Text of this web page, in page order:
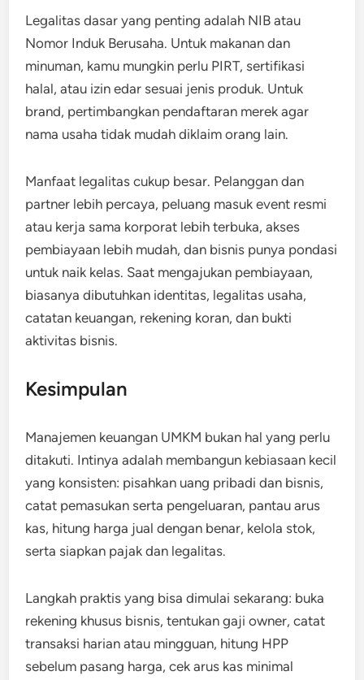
Legalitas dasar yang penting adalah NIB atau
Nomor Induk Berusaha. Untuk makanan dan
minuman, kamu mungkin perlu PIRT, sertifikasi
halal, atau izin edar sesuai jenis produk. Untuk
brand, pertimbangkan pendaftaran merek agar
nama usaha tidak mudah diklaim orang lain.
Manfaat legalitas cukup besar. Pelanggan dan
partner lebih percaya, peluang masuk event resmi
atau kerja sama korporat lebih terbuka, akses
pembiayaan lebih mudah, dan bisnis punya pondasi
untuk naik kelas. Saat mengajukan pembiayaan,
biasanya dibutuhkan identitas, legalitas usaha,
catatan keuangan, rekening koran, dan bukti
aktivitas bisnis.
Kesimpulan
Manajemen keuangan UMKM bukan hal yang perlu
ditakuti. Intinya adalah membangun kebiasaan kecil
yang konsisten: pisahkan uang pribadi dan bisnis,
catat pemasukan serta pengeluaran, pantau arus
kas, hitung harga jual dengan benar, kelola stok,
serta siapkan pajak dan legalitas.
Langkah praktis yang bisa dimulai sekarang: buka
rekening khusus bisnis, tentukan gaji owner, catat
transaksi harian atau mingguan, hitung HPP
sebelum pasang harga, cek arus kas minimal